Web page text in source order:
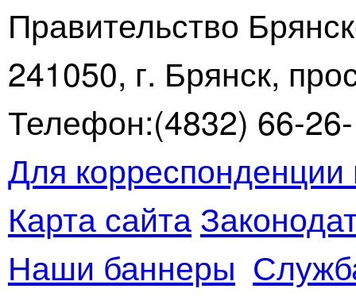
Правительство
241050, г. Брянск,
Телефон:(4832) 66-
Для
Карта сайта
Наши баннеры